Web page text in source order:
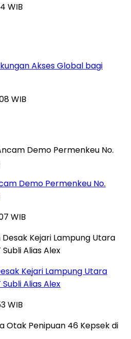
WIB
Akses Global bagi
WIB
Demo Permenkeu No.
WIB
Kejari Lampung Utara
Alias Alex
WIB